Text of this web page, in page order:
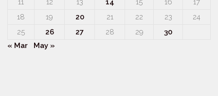
11
12 13 14 15 16
17
18
19 20 21 22 23
24
25
26 27 28 29
30
« Mar
May »